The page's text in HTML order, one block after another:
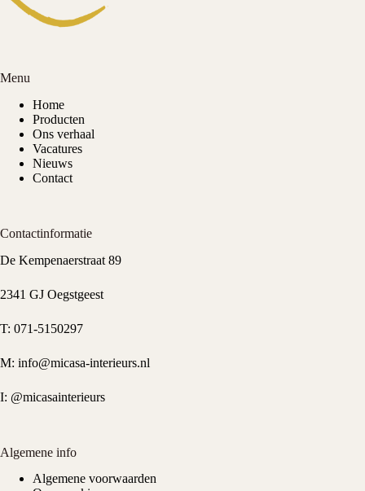
Menu
Home
Producten
Ons verhaal
Vacatures
Nieuws
Contact
Contactinformatie
De Kempenaerstraat 89
2341 GJ Oegstgeest
T: 071-5150297
M: info@micasa-interieurs.nl
I: @micasainterieurs
Algemene info
Algemene voorwaarden